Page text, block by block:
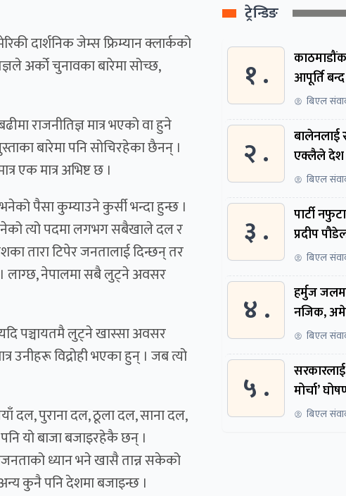
दार्शनिक जेम्स फ्रिम्यान क्लार्कको
अर्को चुनावका बारेमा सोच्छ,
राजनीतिज्ञ मात्र भएको वा हुने
बारेमा पनि सोचिरहेका छैनन् ।
एक मात्र अभिष्ट छ ।
पैसा कुम्याउने कुर्सी भन्दा हुन्छ ।
त्यो पदमा लगभग सबैखाले दल र
तारा टिपेर जनतालाई दिन्छन् तर
लाग्छ, नेपालमा सबै लुट्ने अवसर
पञ्चायतमै लुट्ने खास्सा अवसर
उनीहरू विद्रोही भएका हुन् । जब त्यो
दल, पुराना दल, ठूला दल, साना दल,
पनि यो बाजा बजाइरहेकै छन् ।
ध्यान भने खासै तान्न सकेको
कुनै पनि देशमा बजाइन्छ ।
ट्रेन्डिङ
१ .
आपूर्ति
बिएल
२ .
बालेनलाई
एक्लैले देश
बिएल
३ .
पार्टी
प्रदीप
बिएल
४ .
हर्मुज
नजिक,
बिएल
५ .
सरकारलाई
मोर्चा’
बिएल